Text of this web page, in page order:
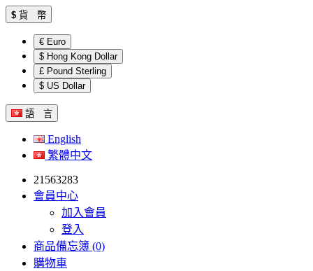
$ 貨 幣
€ Euro
$ Hong Kong Dollar
£ Pound Sterling
$ US Dollar
語 言
English
繁體中文
21563283
會員中心
加入會員
登入
商品備忘簿 (0)
購物車